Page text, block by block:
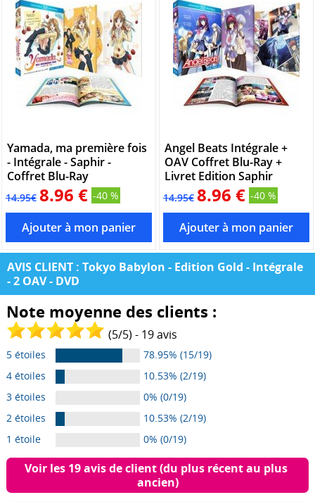
Yamada, ma première fois
- Intégrale - Saphir -
Coffret Blu-Ray
14.95€ 8.96 € -40 %
Angel Beats Intégrale +
OAV Coffret Blu-Ray +
Livret Edition Saphir
14.95€ 8.96 € -40 %
AVIS CLIENT : Tokyo Babylon - Edition Gold - Intégrale
- 2 OAV - DVD
Note moyenne des clients :
(5/5) - 19avis
5 étoiles
78.95% (15/19)
4 étoiles
10.53% (2/19)
3 étoiles
0% (0/19)
2 étoiles
10.53% (2/19)
1 étoile
0% (0/19)
Voir les 19 avis de client (du plus récent au plus
ancien)